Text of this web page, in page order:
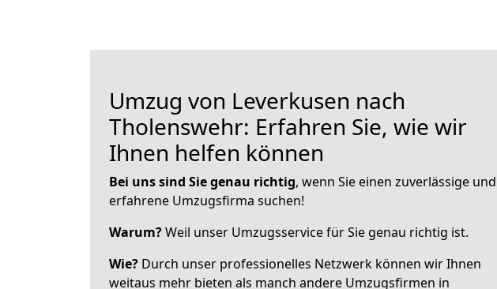
Umzug von Leverkusen nach
Tholenswehr: Erfahren Sie, wie wir
Ihnen helfen können
Bei uns sind Sie genau richtig, wenn Sie einen zuverlässige und
erfahrene Umzugsfirma suchen!
Warum?Weil unser Umzugsservice für Sie genau richtig ist.
Wie? Durch unser professionelles Netzwerk können wir Ihnen
weitaus mehr bieten als manch andere Umzugsfirmen in